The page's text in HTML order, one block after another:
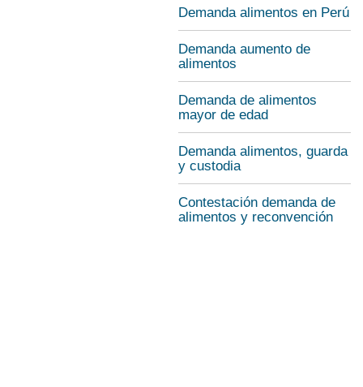
Demanda alimentos en Perú
Demanda aumento de
alimentos
Demanda de alimentos
mayor de edad
Demanda alimentos, guarda
y custodia
Contestación demanda de
alimentos y reconvención